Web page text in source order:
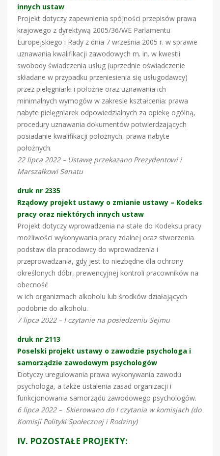
innych ustaw
Projekt dotyczy zapewnienia spójności przepisów prawa
krajowego z dyrektywą 2005/36/WE Parlamentu
Europejskiego i Rady z dnia 7 września 2005 r. w sprawie
uznawania kwalifikacji zawodowych m. in. w kwestii
swobody świadczenia usług (uprzednie oświadczenie
składane w przypadku przeniesienia się usługodawcy)
przez pielęgniarki i położne oraz uznawania ich
minimalnych wymogów w zakresie kształcenia: prawa
nabyte pielęgniarek odpowiedzialnych za opiekę ogólną,
procedury uznawania dokumentów potwierdzających
posiadanie kwalifikacji położnych, prawa nabyte
położnych.
22 lipca 2022 – Ustawę przekazano Prezydentowi i
Marszałkowi Senatu
druk nr 2335
Rządowy projekt ustawy o zmianie ustawy – Kodeks
pracy oraz niektórych innych ustaw
Projekt dotyczy wprowadzenia na stałe do Kodeksu pracy
możliwości wykonywania pracy zdalnej oraz stworzenia
podstaw dla pracodawcy do wprowadzenia i
przeprowadzania, gdy jest to niezbędne dla ochrony
określonych dóbr, prewencyjnej kontroli pracowników na
obecność
w ich organizmach alkoholu lub środków działających
podobnie do alkoholu.
7 lipca 2022 – I czytanie na posiedzeniu Sejmu
druk nr 2113
Poselski projekt ustawy o zawodzie psychologa i
samorządzie zawodowym psychologów
Dotyczy uregulowania prawa wykonywania zawodu
psychologa, a także ustalenia zasad organizacji i
funkcjonowania samorządu zawodowego psychologów.
6 lipca 2022 – Skierowano do I czytania w komisjach (do
Komisji Polityki Społecznej i Rodziny)
IV. POZOSTAŁE PROJEKTY: